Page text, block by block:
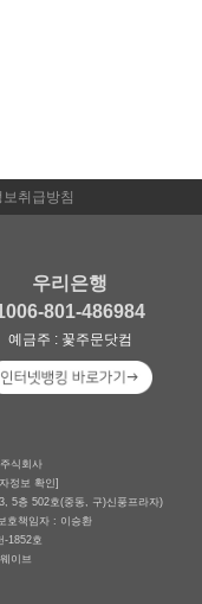
보취급방침
우리은행
801-486984
예금주 : 꽃주문닷컴
식회사
정보 확인]
5층 502호(중동, 구)신풍프라자)
호책임자 : 이승환
-1852호
이브